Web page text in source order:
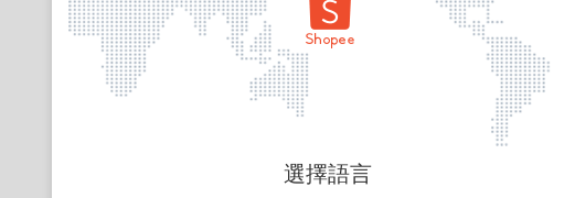
頁面無法顯示
選擇語言